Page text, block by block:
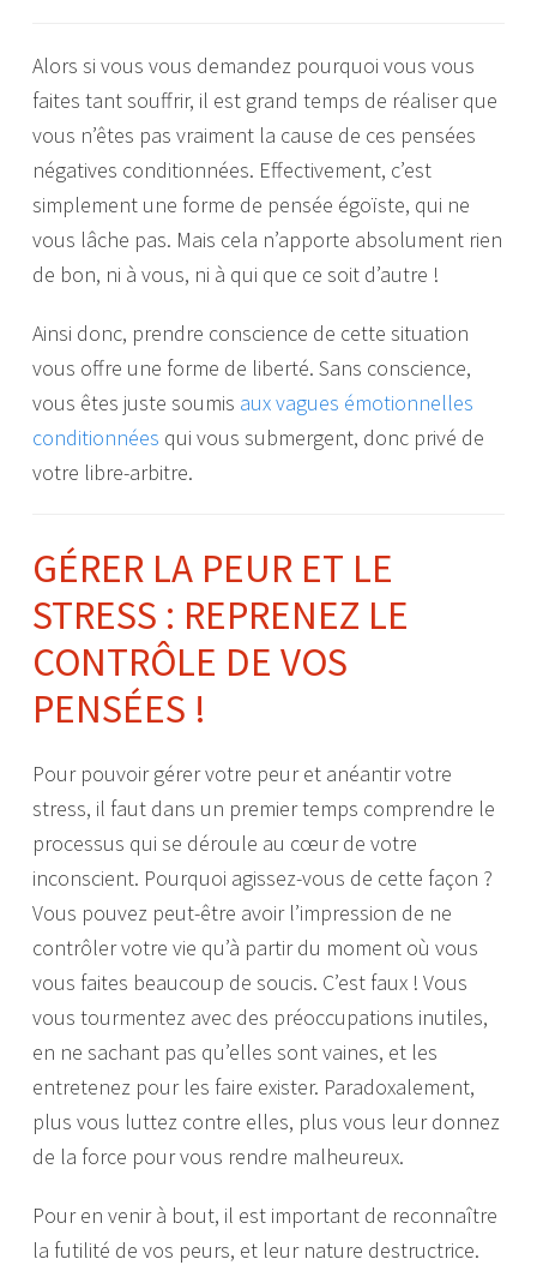
Alors si vous vous demandez pourquoi vous vous
faites tant souffrir, il est grand temps de réaliser que
vous n’êtes pas vraiment la cause de ces pensées
négatives conditionnées. Effectivement, c’est
simplement une forme de pensée égoïste, qui ne
vous lâche pas. Mais cela n’apporte absolument rien
de bon, ni à vous, ni à qui que ce soit d’autre !
Ainsi donc, prendre conscience de cette situation
vous offre une forme de liberté. Sans conscience,
vous êtes juste soumis aux vagues émotionnelles
conditionnées qui vous submergent, donc privé de
votre libre-arbitre.
GÉRER LA PEUR ET LE
STRESS : REPRENEZ LE
CONTRÔLE DE VOS
PENSÉES !
Pour pouvoir gérer votre peur et anéantir votre
stress, il faut dans un premier temps comprendre le
processus qui se déroule au cœur de votre
inconscient. Pourquoi agissez-vous de cette façon ?
Vous pouvez peut-être avoir l’impression de ne
contrôler votre vie qu’à partir du moment où vous
vous faites beaucoup de soucis. C’est faux ! Vous
vous tourmentez avec des préoccupations inutiles,
en ne sachant pas qu’elles sont vaines, et les
entretenez pour les faire exister. Paradoxalement,
plus vous luttez contre elles, plus vous leur donnez
de la force pour vous rendre malheureux.
Pour en venir à bout, il est important de reconnaître
la futilité de vos peurs, et leur nature destructrice.